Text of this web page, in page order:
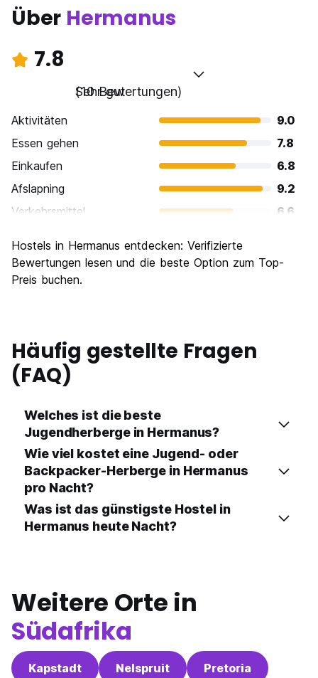
Über Hermanus
7.8
Sehr gut
(10 Bewertungen)
Aktivitäten
9.0
Essen gehen
7.8
Einkaufen
6.8
Afslapning
9.2
Verkehrsmittel
6.6
Kultur
6.4
Nachtleben / Party
Hostels in Hermanus entdecken: Verifizierte
Bewertungen lesen und die beste Option zum Top-
Preis buchen.
Häufig gestellte Fragen
(FAQ)
Welches ist die beste
Jugendherberge in Hermanus?
Wie viel kostet eine Jugend- oder
Backpacker-Herberge in Hermanus
pro Nacht?
Was ist das günstigste Hostel in
Hermanus heute Nacht?
Weitere Orte in
Südafrika
Kapstadt Nelspruit Pretoria